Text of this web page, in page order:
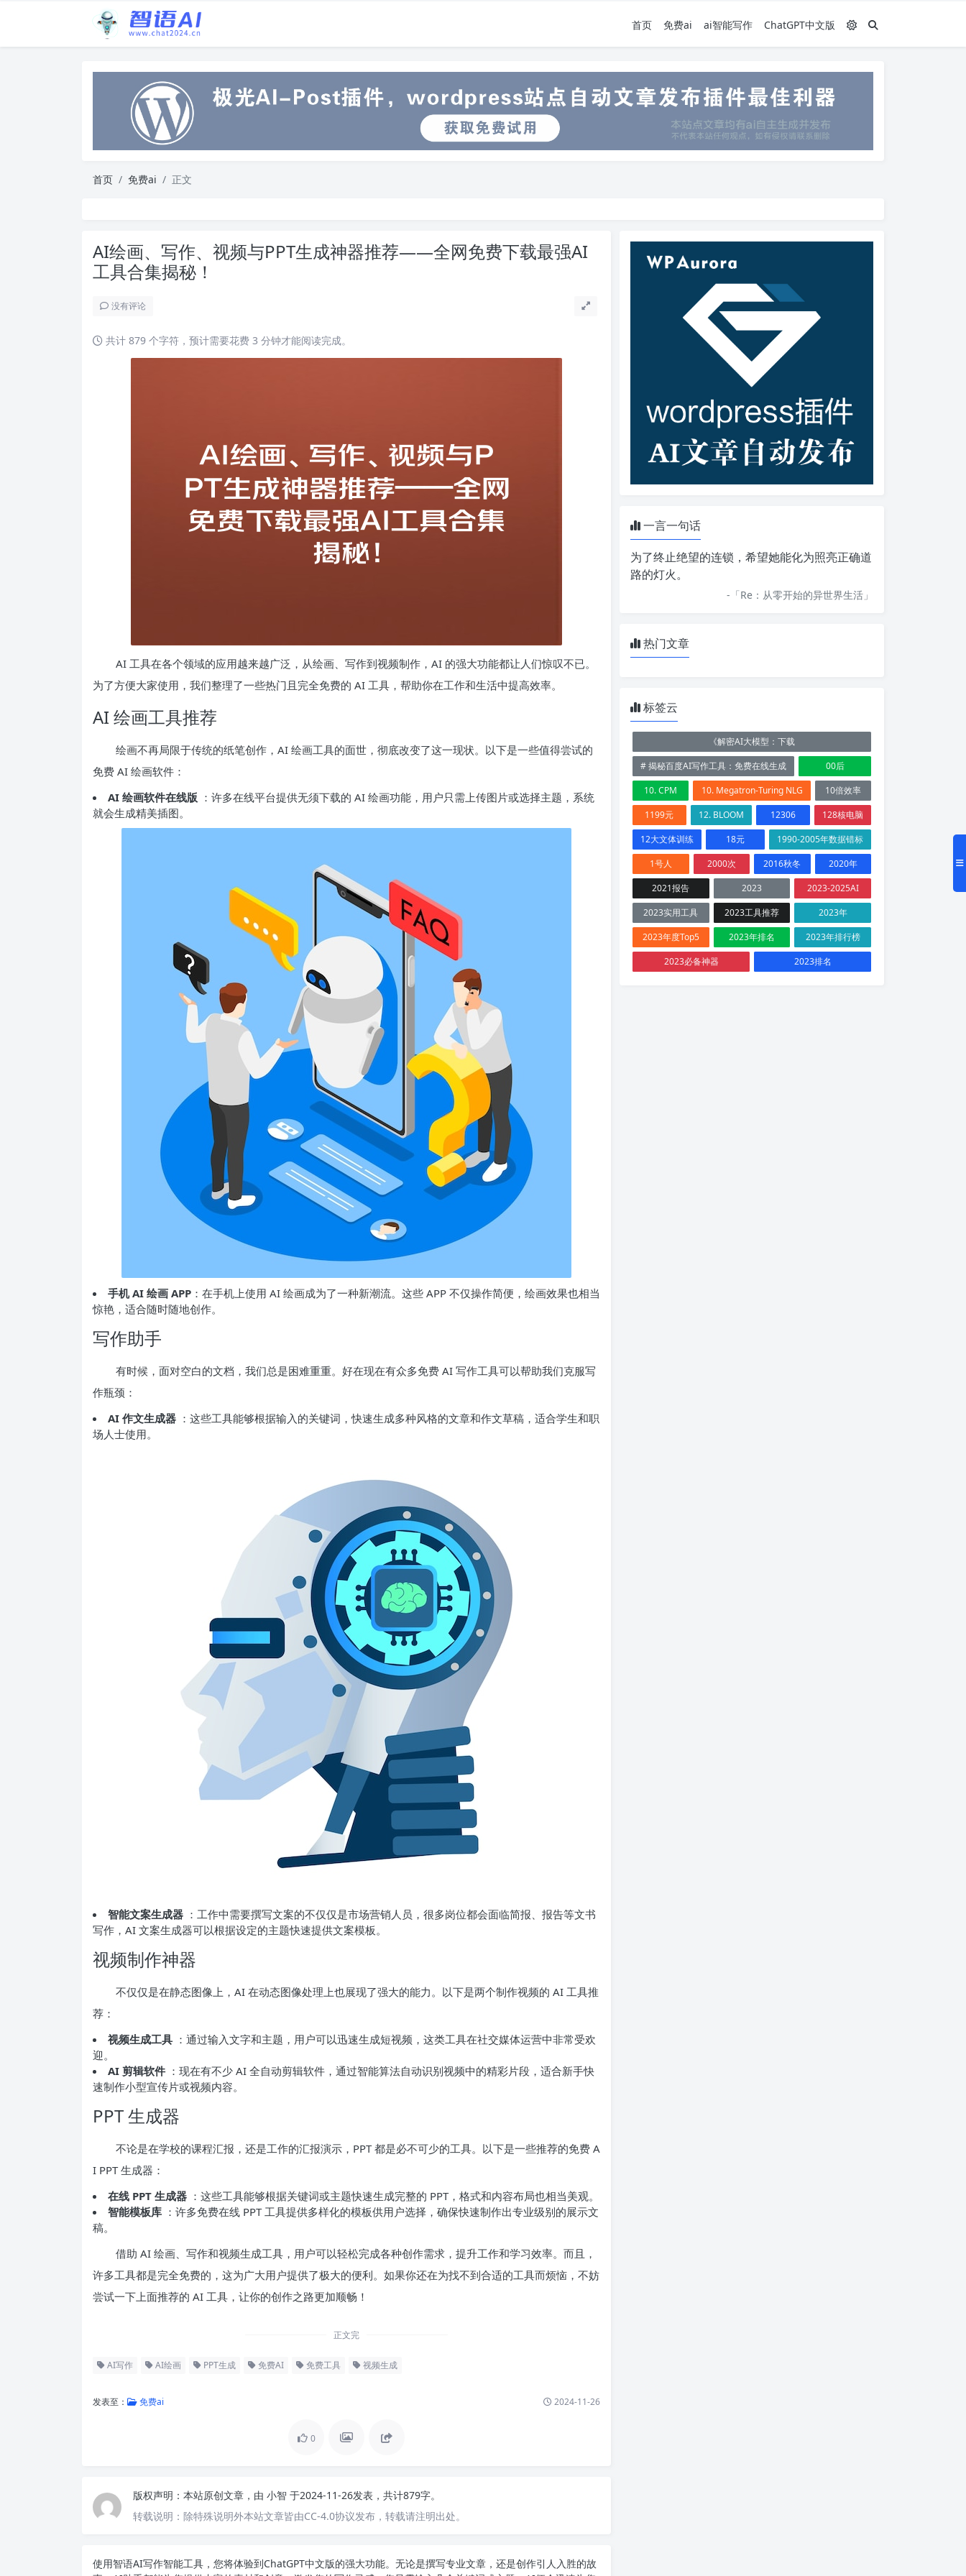
首页 免费ai ai智能写作 ChatGPT中文版
首页 免费ai 正文
AI绘画、写作、视频与PPT生成神器推荐——全网免费下载最强AI
工具合集揭秘！
没有评论
共计 879 个字符，预计需要花费 3 分钟才能阅读完成。
AI 工具在各个领域的应用越来越广泛，从绘画、写作到视频制作，AI 的强大功能都让人们惊叹不已。
为了方便大家使用，我们整理了一些热门且完全免费的 AI 工具，帮助你在工作和生活中提高效率。
AI 绘画工具推荐
绘画不再局限于传统的纸笔创作，AI 绘画工具的面世，彻底改变了这一现状。以下是一些值得尝试的
免费 AI 绘画软件：
AI 绘画软件在线版 ：许多在线平台提供无须下载的 AI 绘画功能，用户只需上传图片或选择主题，系统
就会生成精美插图。
手机 AI 绘画 APP ：在手机上使用 AI 绘画成为了一种新潮流。这些 APP 不仅操作简便，绘画效果也相当
惊艳，适合随时随地创作。
写作助手
有时候，面对空白的文档，我们总是困难重重。好在现在有众多免费 AI 写作工具可以帮助我们克服写
作瓶颈：
AI 作文生成器 ：这些工具能够根据输入的关键词，快速生成多种风格的文章和作文草稿，适合学生和职
场人士使用。
智能文案生成器 ：工作中需要撰写文案的不仅仅是市场营销人员，很多岗位都会面临简报、报告等文书
写作，AI 文案生成器可以根据设定的主题快速提供文案模板。
视频制作神器
不仅仅是在静态图像上，AI 在动态图像处理上也展现了强大的能力。以下是两个制作视频的 AI 工具推
荐：
视频生成工具 ：通过输入文字和主题，用户可以迅速生成短视频，这类工具在社交媒体运营中非常受欢
迎。
AI 剪辑软件 ：现在有不少 AI 全自动剪辑软件，通过智能算法自动识别视频中的精彩片段，适合新手快
速制作小型宣传片或视频内容。
PPT 生成器
不论是在学校的课程汇报，还是工作的汇报演示，PPT 都是必不可少的工具。以下是一些推荐的免费 A
I PPT 生成器：
在线 PPT 生成器 ：这些工具能够根据关键词或主题快速生成完整的 PPT，格式和内容布局也相当美观。
智能模板库 ：许多免费在线 PPT 工具提供多样化的模板供用户选择，确保快速制作出专业级别的展示文
稿。
借助 AI 绘画、写作和视频生成工具，用户可以轻松完成各种创作需求，提升工作和学习效率。而且，
许多工具都是完全免费的，这为广大用户提供了极大的便利。如果你还在为找不到合适的工具而烦恼，不妨
尝试一下上面推荐的 AI 工具，让你的创作之路更加顺畅！
正文完
AI写作 AI绘画 PPT生成 免费AI 免费工具 视频生成
发表至： 免费ai 2024-11-26
0
版权声明： 本站原创文章，由 小智 于2024-11-26发表，共计879字。
转载说明： 除特殊说明外本站文章皆由CC-4.0协议发布，转载请注明出处。
使用智语AI写作智能工具，您将体验到ChatGPT中文版的强大功能。无论是撰写专业文章，还是创作引人入胜的故
一言一句话
为了终止绝望的连锁，希望她能化为照亮正确道
路的灯火。
-「Re：从零开始的异世界生活 」
热门文章
标签云
《解密AI大模型：下载
# 揭秘百度AI写作工具：免费在线生成
00后
10. CPM
10. Megatron-Turing NLG
10倍效率
1199元
12. BLOOM 12306
128核电脑
12大文体训练
18元
1990-2005年数据错标
1号人
2000次 2016秋冬
2020年
2021报告
2023
2023-2025AI
2023实用工具
2023工具推荐
2023年
2023年度Top5
2023年排名
2023年排行榜
2023必备神器
2023排名